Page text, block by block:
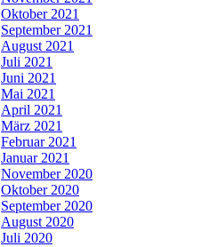
Oktober 2021
September 2021
August 2021
Juli 2021
Juni 2021
Mai 2021
April 2021
März 2021
Februar 2021
Januar 2021
November 2020
Oktober 2020
September 2020
August 2020
Juli 2020